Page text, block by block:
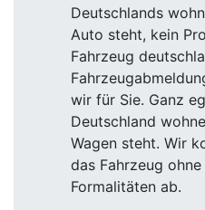
Deutschlands
Auto steht, kein
Fahrzeug
wir für Sie. Ganz
Deutschland
Wagen steht. Wir
das Fahrzeug
Formalitäten ab.